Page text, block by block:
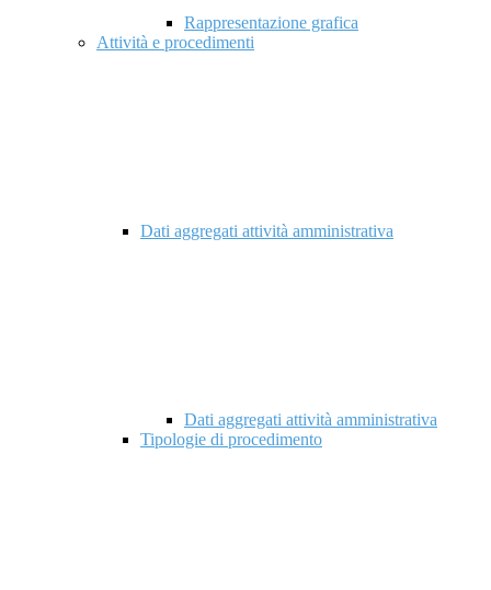
Rappresentazione grafica
Attività e procedimenti
Dati aggregati attività amministrativa
Dati aggregati attività amministrativa
Tipologie di procedimento